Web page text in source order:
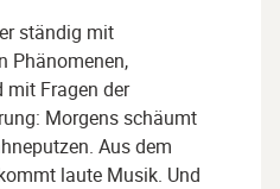
ständig mit
Phänomenen,
mit Fragen der
Morgens schäumt
Aus dem
laute Musik. Und